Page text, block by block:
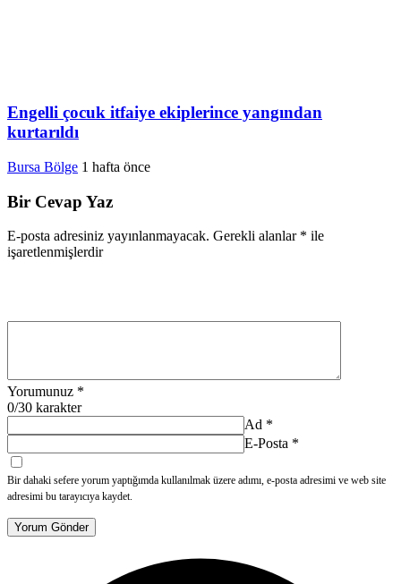
Engelli çocuk itfaiye ekiplerince yangından
kurtarıldı
Bursa Bölge 1 hafta önce
Bir Cevap Yaz
E-posta adresiniz yayınlanmayacak. Gerekli alanlar * ile
işaretlenmişlerdir
Yorumunuz *
0/30 karakter
Ad *
E-Posta *
Bir dahaki sefere yorum yaptığımda kullanılmak üzere adımı, e-posta adresimi ve web site
adresimi bu tarayıcıya kaydet.
Yorum Gönder